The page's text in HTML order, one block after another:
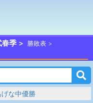
春季
勝敗表
な中優勝